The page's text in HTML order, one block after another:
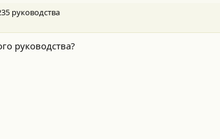
руководства
руководства?